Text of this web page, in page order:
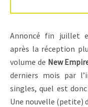
Annoncé fin juillet
après la réception
volume de New
derniers mois par
singles, quel est
Une nouvelle (petite)